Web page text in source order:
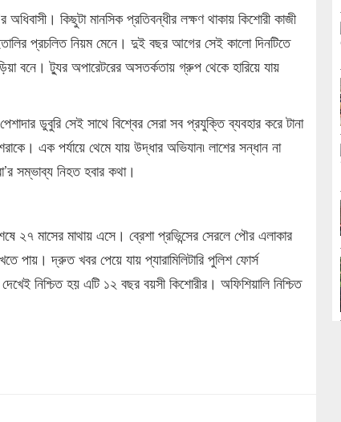
কিছুটা মানসিক প্রতিবন্ধীর লক্ষণ থাকায় কিশোরী কাজী
প্রচলিত নিয়ম মেনে। দুই বছর আগের সেই কালো দিনটিতে
বনে। ট্যুর অপারেটরের অসতর্কতায় গ্রুপ থেকে হারিয়ে যায়
ডুবুরি সেই সাথে বিশ্বের সেরা সব প্রযুক্তি ব্যবহার করে টানা
এক পর্যায়ে থেমে যায় উদ্ধার অভিযান৷ লাশের সন্ধান না
সম্ভাব্য নিহত হবার কথা।
২৭ মাসের মাথায় এসে। ব্রেশা প্রভিন্সের সেরলে পৌর এলাকার
পায়। দ্রুত খবর পেয়ে যায় প্যারামিলিটারি পুলিশ ফোর্স
নিশ্চিত হয় এটি ১২ বছর বয়সী কিশোরীর। অফিশিয়ালি নিশ্চিত